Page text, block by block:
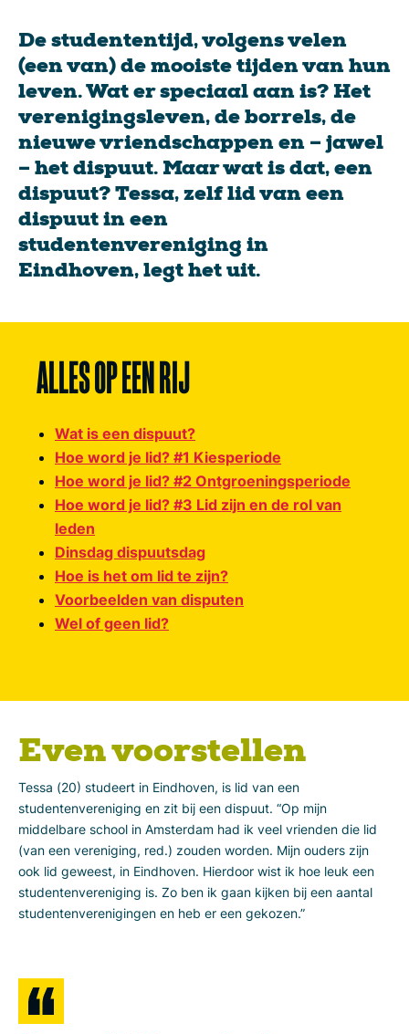
De studententijd, volgens velen
(een van) de mooiste tijden van hun
leven. Wat er speciaal aan is? Het
verenigingsleven, de borrels, de
nieuwe vriendschappen en – jawel
– het dispuut. Maar wat is dat, een
dispuut? Tessa, zelf lid van een
dispuut in een
studentenvereniging in
Eindhoven, legt het uit.
ALLES OP EEN RIJ
Wat is een dispuut?
Hoe word je lid? #1 Kiesperiode
Hoe word je lid? #2 Ontgroeningsperiode
Hoe word je lid? #3 Lid zijn en de rol van
leden
Dinsdag dispuutsdag
Hoe is het om lid te zijn?
Voorbeelden van disputen
Wel of geen lid?
Even voorstellen
Tessa (20) studeert in Eindhoven, is lid van een
studentenvereniging en zit bij een dispuut. “Op mijn
middelbare school in Amsterdam had ik veel vrienden die lid
(van een vereniging, red.) zouden worden. Mijn ouders zijn
ook lid geweest, in Eindhoven. Hierdoor wist ik hoe leuk een
studentenvereniging is. Zo ben ik gaan kijken bij een aantal
studentenverenigingen en heb er een gekozen.”